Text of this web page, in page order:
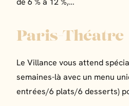
de 6 % à 12 %,…
Paris-Théatre
Le Villance vous attend
semaines-là avec un menu
entrées/6 plats/6 desserts)